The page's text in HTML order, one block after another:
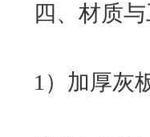
四、材质与
1）加厚灰板